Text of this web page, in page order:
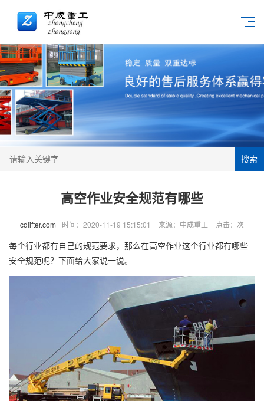
搜索
高空作业安全规范有哪些
cdlifter.com 时间：2020-11-19 15:15:01 来源：中成重工 点击： 次
每个行业都有自己的规范要求，那么在高空作业这个行业都有哪些
安全规范呢？下面给大家说一说。